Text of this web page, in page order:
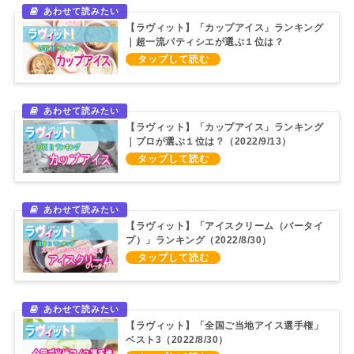
【ラヴィット】「カップアイス」ランキング
｜超一流パティシエが選ぶ１位は？
（2023/7/5）
【ラヴィット】「カップアイス」ランキング
｜プロが選ぶ１位は？（2022/9/13）
【ラヴィット】「アイスクリーム（バータイ
プ）」ランキング（2022/8/30）
【ラヴィット】「全国ご当地アイス選手権」
ベスト3（2022/8/30）